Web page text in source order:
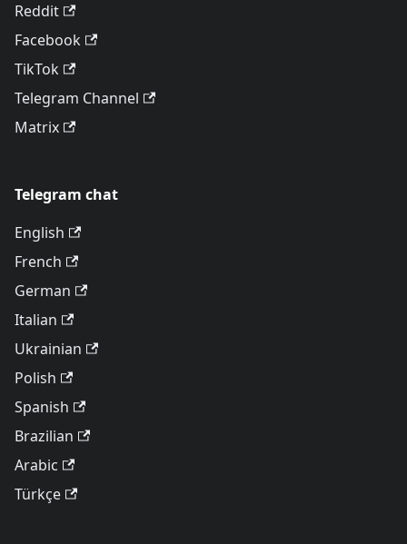
Reddit
Facebook
TikTok
Telegram Channel
Matrix
Telegram chat
English
French
German
Italian
Ukrainian
Polish
Spanish
Brazilian
Arabic
Türkçe